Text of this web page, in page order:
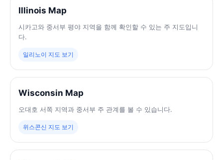
Illinois Map
시카고와 중서부 평야 지역을 함께 확인할 수 있는 주 지도입니
다.
일리노이 지도 보기
Wisconsin Map
오대호 서쪽 지역과 중서부 주 관계를 볼 수 있습니다.
위스콘신 지도 보기